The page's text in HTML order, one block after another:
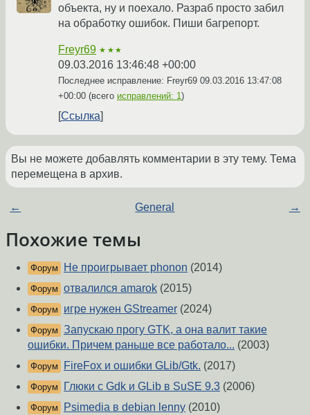
объекта, ну и поехало. Разраб просто забил
на обработку ошибок. Пиши багрепорт.
Freyr69 ★★★
09.03.2016 13:46:48 +00:00
Последнее исправление: Freyr69 09.03.2016 13:47:08
+00:00 (всего исправлений: 1)
Ссылка
Вы не можете добавлять комментарии в эту тему. Тема
перемещена в архив.
← General →
Похожие темы
Форум Не проигрывает phonon (2014)
Форум отвалился amarok (2015)
Форум игре нужен GStreamer (2024)
Форум Запускаю прогу GTK, а она валит такие
ошибки. Причем раньше все работало... (2003)
Форум FireFox и ошибки GLib/Gtk. (2017)
Форум Глюки с Gdk и GLib в SuSE 9.3 (2006)
Форум Psimedia в debian lenny (2010)